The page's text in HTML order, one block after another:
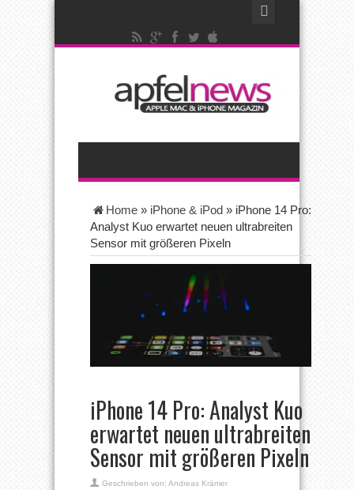
Home » iPhone & iPod » iPhone 14 Pro:
Analyst Kuo erwartet neuen ultrabreiten
Sensor mit größeren Pixeln
iPhone 14 Pro: Analyst Kuo
erwartet neuen ultrabreiten
Sensor mit größeren Pixeln
Geschrieben von: Andreas Krämer